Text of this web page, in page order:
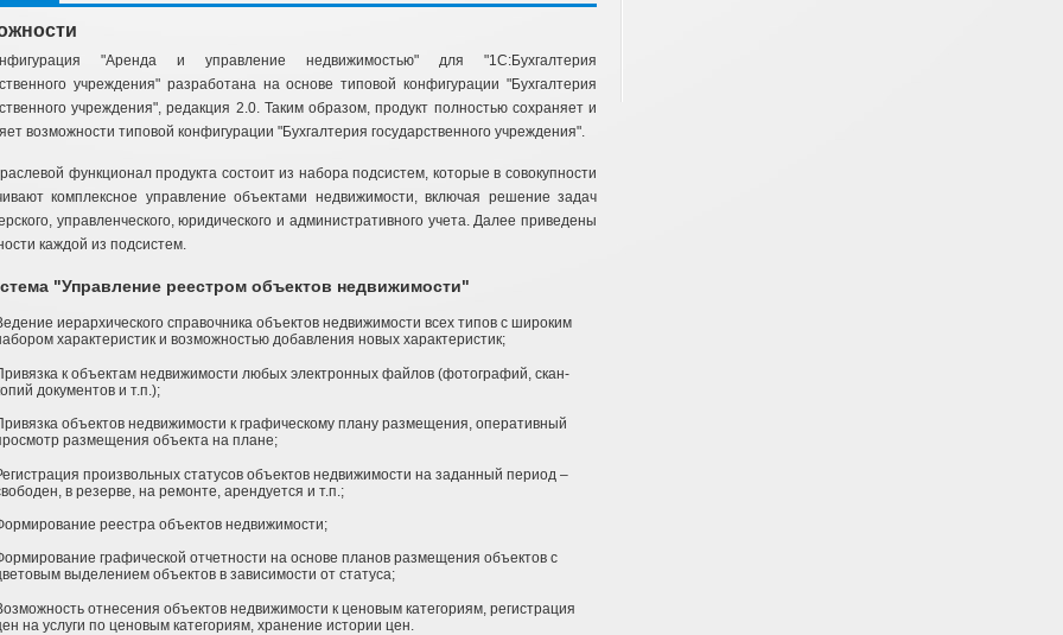
"Аренда и управление недвижимостью" для "1С:Бухгалтерия
учреждения" разработана на основе типовой конфигурации "Бухгалтерия
учреждения", редакция 2.0. Таким образом, продукт полностью сохраняет и
возможности типовой конфигурации "Бухгалтерия государственного учреждения".
функционал продукта состоит из набора подсистем, которые в совокупности
комплексное управление объектами недвижимости, включая решение задач
управленческого, юридического и административного учета. Далее приведены
каждой из подсистем.
"Управление реестром объектов недвижимости"
иерархического справочника объектов недвижимости всех типов с широким
характеристик и возможностью добавления новых характеристик;
к объектам недвижимости любых электронных файлов (фотографий, скан-
документов и т.п.);
объектов недвижимости к графическому плану размещения, оперативный
размещения объекта на плане;
произвольных статусов объектов недвижимости на заданный период –
в резерве, на ремонте, арендуется и т.п.;
реестра объектов недвижимости;
графической отчетности на основе планов размещения объектов с
выделением объектов в зависимости от статуса;
отнесения объектов недвижимости к ценовым категориям, регистрация
на услуги по ценовым категориям, хранение истории цен.